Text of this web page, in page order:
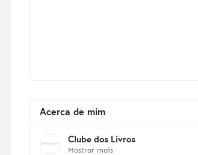
Acerca de mim
Clube dos Livros
Mostrar mais